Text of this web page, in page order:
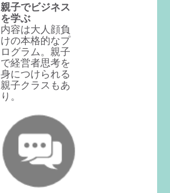
親子でビジネス
を学ぶ
内容は大人顔負
けの本格的なプ
ログラム。親子
で経営者思考を
身につけられる
親子クラスもあ
り。